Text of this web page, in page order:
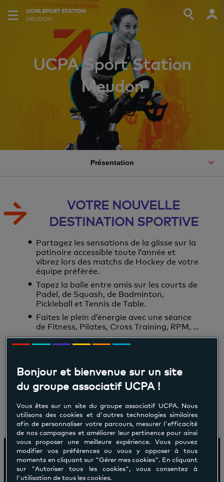
UCPA SPORT STATION
MEUDON
UCPA Sport Station
Meudon
Présentation
VOTRE NOUVELLE
DESTINATION SPORTIVE
Partagez les sensations de la glisse sur la
patinoire accessible toute l’année et
vibrez lors des matchs de Hockey de votre
équipe préférée.
Tapez la balle entre amis sur les courts de
Padel, de Squash, de Badminton,
Pickleball et Tennis de Table.
Faites le plein d’énergie avec une séance
de Fitness, Pilates, Cross Training, RPM, ...
Dégustez un soft ou une pause
Votre rendez-vous forme à Meudon
Bonjour et bienvenue sur un site
du groupe associatif UCPA !
Vous êtes sur un site du groupe associatif UCPA. Nous
utilisons des cookies et d'autres technologies similaires
afin de personnaliser votre parcours, mesurer l'efficacité
de nos campagnes et améliorer leur pertinence pour ainsi
vous proposer une meilleure expérience. Vous pouvez
modifier vos préférences ou vous y opposer à tous
moments en cliquant sur "Gérer mes cookies". En cliquant
sur "Autoriser tous les cookies", vous consentez à
l'utilisation de tous les cookies.